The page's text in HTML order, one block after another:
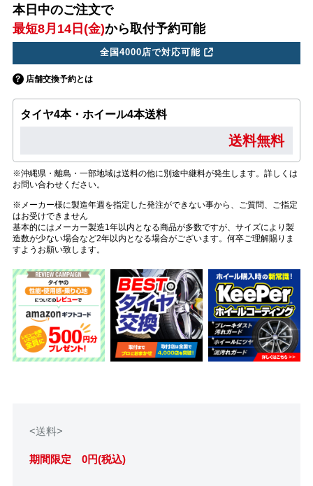
本日中のご注文で
最短8月14日(金)から取付予約可能
全国4000店で対応可能
店舗交換予約とは
タイヤ4本・ホイール4本送料
送料無料
※沖縄県・離島・一部地域は送料の他に別途中継料が発生します。詳しくは
お問い合わせください。
※メーカー様に製造年週を指定した発注ができない事から、ご質問、ご指定
はお受けできません
基本的にはメーカー製造1年以内となる商品が多数ですが、サイズにより製
造数が少ない場合など2年以内となる場合がございます。何卒ご理解賜りま
すようお願い致します。
<送料>
期間限定 0円(税込)